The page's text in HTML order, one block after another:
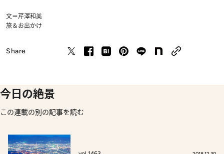
文＝芹澤和美
旅＆お出かけ
Share
今日の絶景
この連載の別の記事を読む